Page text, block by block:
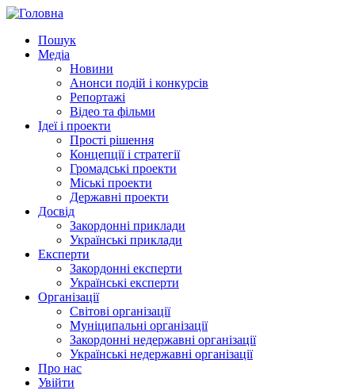
Пошук
Медіа
Новини
Анонси подій і конкурсів
Репортажі
Відео та фільми
Ідеї і проекти
Прості рішення
Концепції і стратегії
Громадські проекти
Міські проекти
Державні проекти
Досвід
Закордонні приклади
Українські приклади
Експерти
Закордонні експерти
Українські експерти
Організації
Світові організації
Муніципальні організації
Закордонні недержавні організації
Українські недержавні організації
Про нас
Увійти